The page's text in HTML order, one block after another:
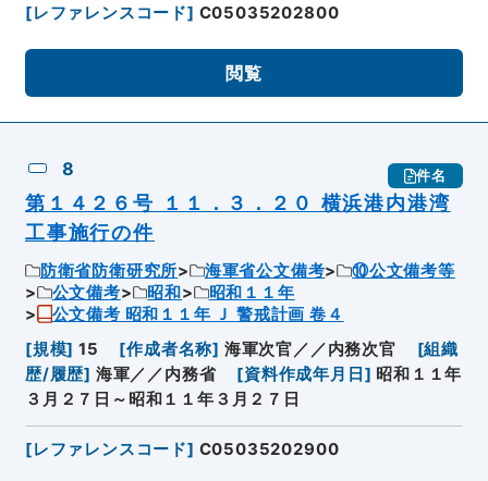
[レファレンスコード] C05035202800
閲覧
8 件名
第１４２６号 １１．３．２０ 横浜港内港湾
工事施行の件
防衛省防衛研究所 海軍省公文備考
⑩公文備考等
公文備考
昭和
昭和１１年
公文備考 昭和１１年 Ｊ 警戒計画 卷４
[規模] 15 [作成者名称] 海軍次官／／内務次官 [組織
歴/履歴] 海軍／／内務省 [資料作成年月日 ] 昭和１１年
３月２７日～昭和１１年３月２７日
[レファレンスコード] C05035202900